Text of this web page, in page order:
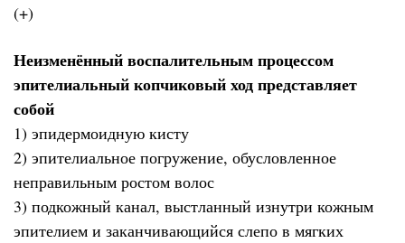
(+)
Неизменённый воспалительным процессом
эпителиальный копчиковый ход представляет
собой
1) эпидермоидную кисту
2) эпителиальное погружение, обусловленное
неправильным ростом волос
3) подкожный канал, выстланный изнутри кожным
эпителием и заканчивающийся слепо в мягких